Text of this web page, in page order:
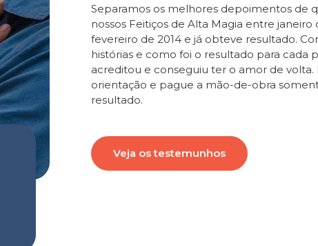
Separamos os melhores depoimentos de
nossos Feitiços de Alta Magia entre janeiro
fevereiro de 2014 e já obteve resultado.
histórias e como foi o resultado para cada
acreditou e conseguiu ter o amor de volta.
orientação e pague a mão-de-obra
resultado.
Veja os testemunhos